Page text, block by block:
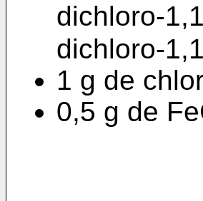
dichloro-
dichloro-
1 g de
0,5 g de